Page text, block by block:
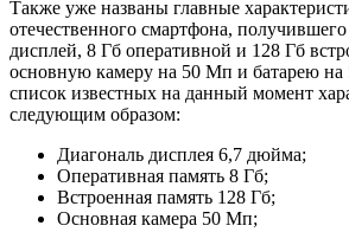
Также уже названы главные
отечественного смартфона,
дисплей, 8 Гб оперативной и 128 Гб
основную камеру на 50 Мп и батарею
список известных на данный момент
следующим образом:
Диагональ дисплея 6,7 дюйма;
Оперативная память 8 Гб;
Встроенная память 128 Гб;
Основная камера 50 Мп;